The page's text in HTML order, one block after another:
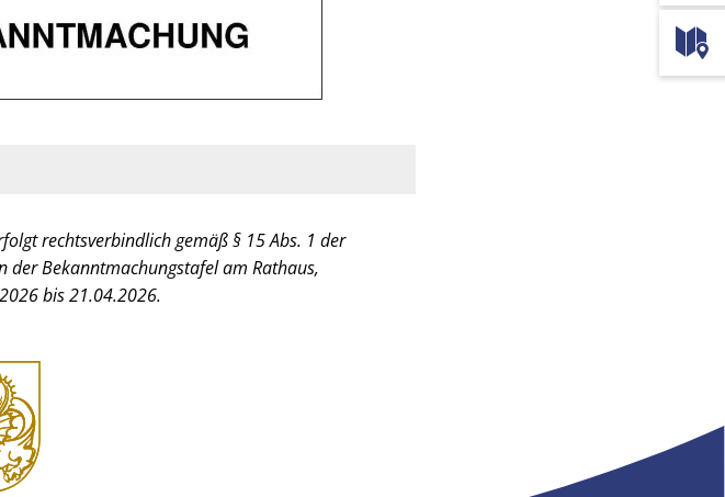
rechtsverbindlich gemäß § 15 Abs. 1 der
der Bekanntmachungstafel am Rathaus,
bis 21.04.2026.